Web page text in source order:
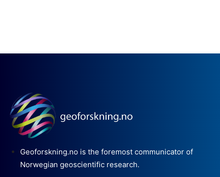
Geoforskning.no is the foremost communicator of
Norwegian geoscientific research.